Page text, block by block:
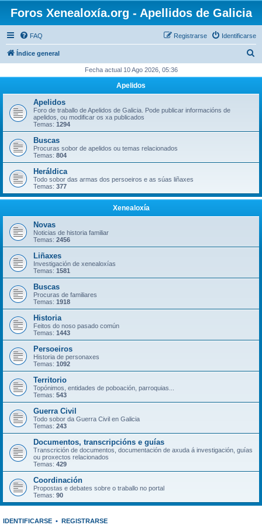
Foros Xenealoxía.org - Apellidos de Galicia
FAQ Identificarse
Registrarse
Índice general
c
Fecha actual 10 Ago 2026, 05:36
Apelidos
Apelidos
Foro de traballo de Apelidos de Galicia. Pode publicar informacións de
apelidos, ou modificar os xa publicados
Temas: 1294
Buscas
Procuras sobor de apelidos ou temas relacionados
Temas: 804
Heráldica
Todo sobor das armas dos persoeiros e as súas liñaxes
Temas: 377
Xenealoxía
Novas
Noticias de historia familiar
Temas: 2456
Liñaxes
Investigación de xenealoxías
Temas: 1581
Buscas
Procuras de familiares
Temas: 1918
Historia
Feitos do noso pasado común
Temas: 1443
Persoeiros
Historia de personaxes
Temas: 1092
Territorio
Topónimos, entidades de poboación, parroquias...
Temas: 543
Guerra Civil
Todo sobor da Guerra Civil en Galicia
Temas: 243
Documentos, transcripcións e guías
Transcrición de documentos, documentación de axuda á investigación, guías
ou proxectos relacionados
Temas: 429
Coordinación
Propostas e debates sobre o traballo no portal
Temas: 90
IDENTIFICARSE • REGISTRARSE